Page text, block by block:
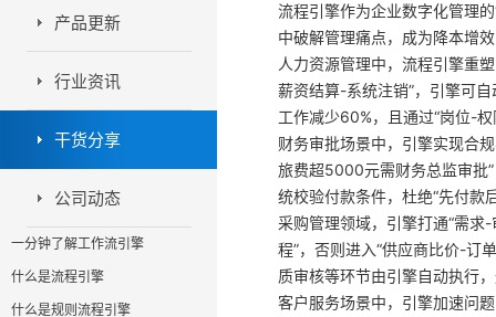
产品更新
行业资讯
干货分享
公司动态
一分钟了解工作流引擎
什么是流程引擎
什么是规则流程引擎
流程引擎作为企业数字化管理
中破解管理痛点，成为降本增
人力资源管理中，流程引擎重
薪资结算-系统注销”，引擎可
工作减少60%，且通过“岗位-
财务审批场景中，引擎实现合
旅费超5000元需财务总监审批
统校验付款条件，杜绝“先付款
采购管理领域，引擎打通“需求
程”，否则进入“供应商比价-订
质审核等环节由引擎自动执行
客户服务场景中，引擎加速问